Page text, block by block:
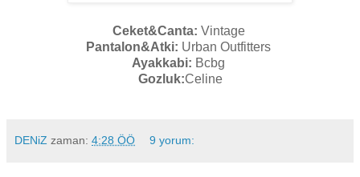
Ceket&Canta: Vintage
Pantalon&Atki: Urban Outfitters
Ayakkabi: Bcbg
Gozluk:Celine
DENiZ zaman: 4:28 ÖÖ 9 yorum: